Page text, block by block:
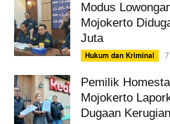
Modus
Mojokerto
Juta
Hukum dan Kriminal
Pemilik
Mojokerto
Dugaan